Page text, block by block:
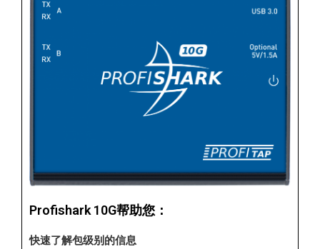
Profishark 10G帮助您：
快速了解包级别的信息